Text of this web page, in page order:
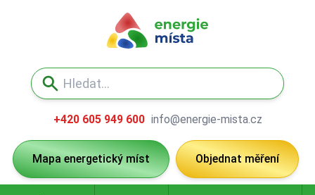
+420 605 949 600 info@energie-mista.cz
Mapa energetický míst Objednat měření